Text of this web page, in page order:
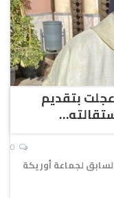
بتقديم
لجماعة أوريكة